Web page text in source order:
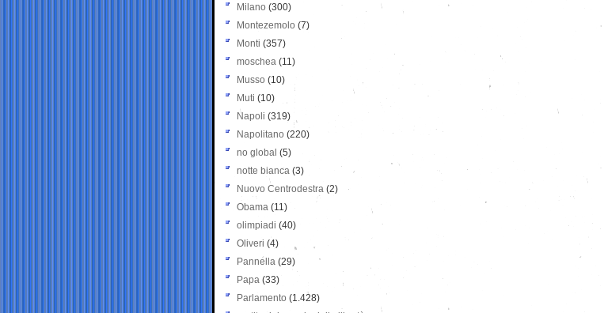
Milano (300)
Montezemolo (7)
Monti (357)
moschea (11)
Musso (10)
Muti (10)
Napoli (319)
Napolitano (220)
no global (5)
notte bianca (3)
Nuovo Centrodestra (2)
Obama (11)
olimpiadi (40)
Oliveri (4)
Pannella (29)
Papa (33)
Parlamento (1.428)